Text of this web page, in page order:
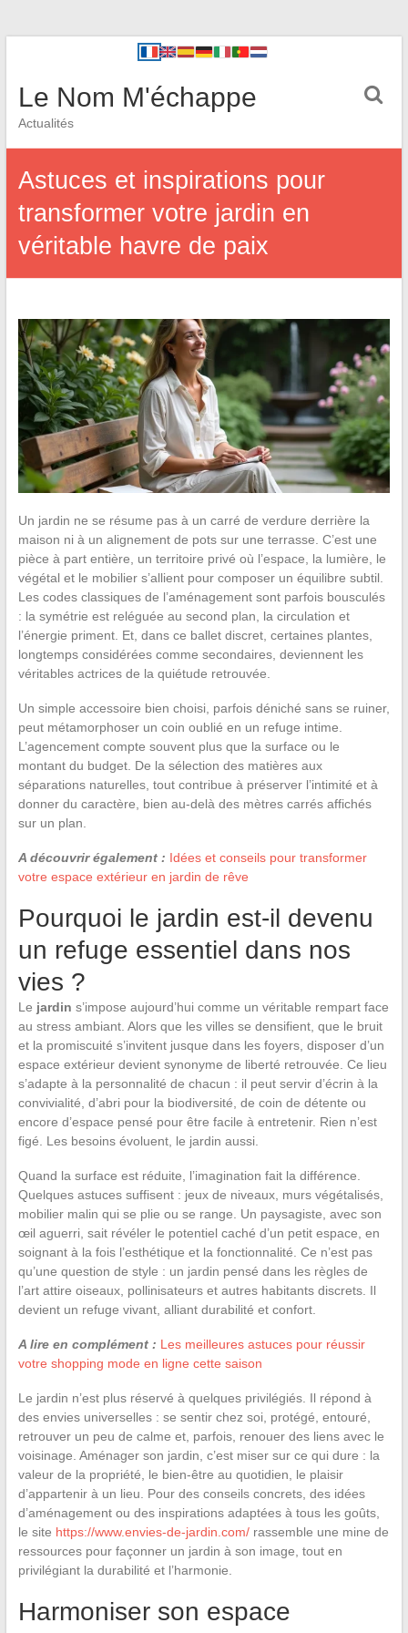
Le Nom M'échappe
Actualités
Astuces et inspirations pour
transformer votre jardin en
véritable havre de paix
Un jardin ne se résume pas à un carré de verdure derrière la
maison ni à un alignement de pots sur une terrasse. C’est une
pièce à part entière, un territoire privé où l’espace, la lumière, le
végétal et le mobilier s’allient pour composer un équilibre subtil.
Les codes classiques de l’aménagement sont parfois bousculés
: la symétrie est reléguée au second plan, la circulation et
l’énergie priment. Et, dans ce ballet discret, certaines plantes,
longtemps considérées comme secondaires, deviennent les
véritables actrices de la quiétude retrouvée.
Un simple accessoire bien choisi, parfois déniché sans se ruiner,
peut métamorphoser un coin oublié en un refuge intime.
L’agencement compte souvent plus que la surface ou le
montant du budget. De la sélection des matières aux
séparations naturelles, tout contribue à préserver l’intimité et à
donner du caractère, bien au-delà des mètres carrés affichés
sur un plan.
A découvrir également : Idées et conseils pour transformer
votre espace extérieur en jardin de rêve
Pourquoi le jardin est-il devenu
un refuge essentiel dans nos
vies ?
Le jardin s’impose aujourd’hui comme un véritable rempart face
au stress ambiant. Alors que les villes se densifient, que le bruit
et la promiscuité s’invitent jusque dans les foyers, disposer d’un
espace extérieur devient synonyme de liberté retrouvée. Ce lieu
s’adapte à la personnalité de chacun : il peut servir d’écrin à la
convivialité, d’abri pour la biodiversité, de coin de détente ou
encore d’espace pensé pour être facile à entretenir. Rien n’est
figé. Les besoins évoluent, le jardin aussi.
Quand la surface est réduite, l’imagination fait la différence.
Quelques astuces suffisent : jeux de niveaux, murs végétalisés,
mobilier malin qui se plie ou se range. Un paysagiste, avec son
œil aguerri, sait révéler le potentiel caché d’un petit espace, en
soignant à la fois l’esthétique et la fonctionnalité. Ce n’est pas
qu’une question de style : un jardin pensé dans les règles de
l’art attire oiseaux, pollinisateurs et autres habitants discrets. Il
devient un refuge vivant, alliant durabilité et confort.
A lire en complément : Les meilleures astuces pour réussir
votre shopping mode en ligne cette saison
Le jardin n’est plus réservé à quelques privilégiés. Il répond à
des envies universelles : se sentir chez soi, protégé, entouré,
retrouver un peu de calme et, parfois, renouer des liens avec le
voisinage. Aménager son jardin, c’est miser sur ce qui dure : la
valeur de la propriété, le bien-être au quotidien, le plaisir
d’appartenir à un lieu. Pour des conseils concrets, des idées
d’aménagement ou des inspirations adaptées à tous les goûts,
le site https://www.envies-de-jardin.com/rassemble une mine de
ressources pour façonner un jardin à son image, tout en
privilégiant la durabilité et l’harmonie.
Harmoniser son espace